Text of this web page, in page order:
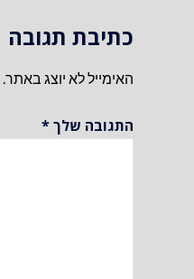
כתיבת תגובה
האימייל לא יוצג באתר.
התגובה שלך*